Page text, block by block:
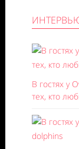
В гостях у
тех, кто